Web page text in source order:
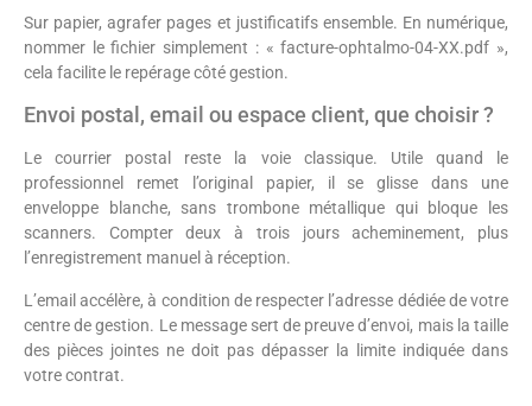
Sur papier, agrafer pages et justificatifs ensemble. En numérique,
nommer le fichier simplement : « facture-ophtalmo-04-XX.pdf »,
cela facilite le repérage côté gestion.
Envoi postal, email ou espace client, que choisir ?
Le courrier postal reste la voie classique. Utile quand le
professionnel remet l’original papier, il se glisse dans une
enveloppe blanche, sans trombone métallique qui bloque les
scanners. Compter deux à trois jours acheminement, plus
l’enregistrement manuel à réception.
L’email accélère, à condition de respecter l’adresse dédiée de votre
centre de gestion. Le message sert de preuve d’envoi, mais la taille
des pièces jointes ne doit pas dépasser la limite indiquée dans
votre contrat.